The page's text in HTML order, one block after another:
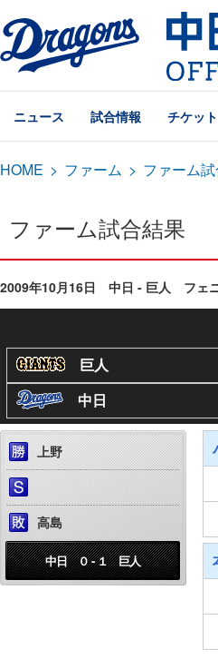
ニュース 試合情報 チケット
HOME > ファーム > ファーム
ファーム試合結果
2009年10月16日 中日 - 巨人 フェ
巨人
中日
上野
高島
中日 ０ - １ 巨人